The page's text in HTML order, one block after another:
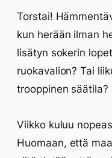
Torstai!
kun herään ilman
lisätyn sokerin
ruokavalion? Tai
trooppinen säätila?
Viikko kuluu
Huomaan, että